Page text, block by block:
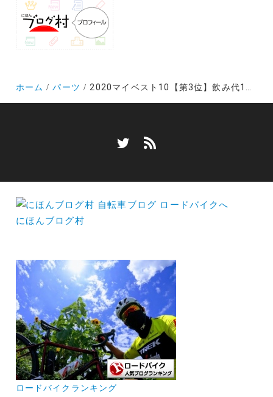
ホーム パーツ 2020マイベスト10【第3位】飲み代1回分のデュラのチェーンで小気味よい変速を！
にほんブログ村
ロードバイクランキング